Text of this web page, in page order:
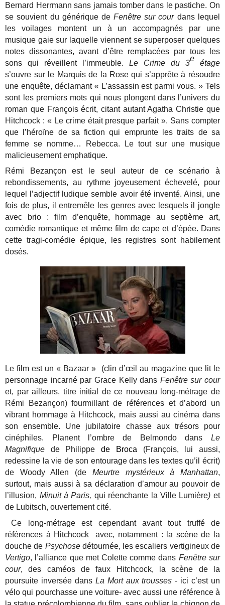
Bernard Herrmann sans jamais tomber dans le pastiche. On
se souvient du générique deFenêtre sur courdans lequel
les voilages montent un à un accompagnés par une
musique gaie sur laquelle viennent se superposer quelques
notes dissonantes, avant d’être remplacées par tous les
sons qui réveillent l’immeuble. Le Crime du 3e étage
s’ouvre sur le Marquis de la Rose qui s’apprête à résoudre
une enquête, déclamant « L’assassin est parmi vous. » Tels
sont les premiers mots qui nous plongent dans l’univers du
roman que François écrit, citant autant Agatha Christie que
Hitchcock : « Le crime était presque parfait ». Sans compter
que l’héroïne de sa fiction qui emprunte les traits de sa
femme se nomme… Rebecca. Le tout sur une musique
malicieusement emphatique.
Rémi Bezançon est le seul auteur de ce scénario à
rebondissements, au rythme joyeusement échevelé, pour
lequel l’adjectif ludique semble avoir été inventé. Ainsi, une
fois de plus, il entremêle les genres avec lesquels il jongle
avec brio : film d’enquête, hommage au septième art,
comédie romantique et même film de cape et d’épée. Dans
cette tragi-comédie épique, les registres sont habilement
dosés.
Le film est un « Bazaar » (clin d’œil au magazine que lit le
personnage incarné par Grace Kelly dans Fenêtre sur cour
et, par ailleurs, titre initial de ce nouveau long-métrage de
Rémi Bezançon) fourmillant de références et d’abord un
vibrant hommage à Hitchcock, mais aussi au cinéma dans
son ensemble. Une jubilatoire chasse aux trésors pour
cinéphiles. Planent l’ombre de Belmondo dans Le
Magnifique de Philippede Broca(François, lui aussi,
redessine la vie de son entourage dans les textes qu’il écrit)
de Woody Allen (de Meurtre mystérieux à Manhattan,
surtout, mais aussi à sa déclaration d’amour au pouvoir de
l’illusion, Minuit à Paris, qui réenchante la Ville Lumière) et
de Lubitsch, ouvertement cité.
Ce long-métrage est cependant avant tout truffé de
références à Hitchcock avec, notamment : la scène de la
douche de Psychosedétournée, les escaliers vertigineux de
Vertigo, l’alliance que met Colette comme dans Fenêtre sur
cour, des caméos de faux Hitchcock, la scène de la
poursuite inversée dans La Mort aux trousses - ici c’est un
vélo qui pourchasse une voiture- avec aussi une référence à